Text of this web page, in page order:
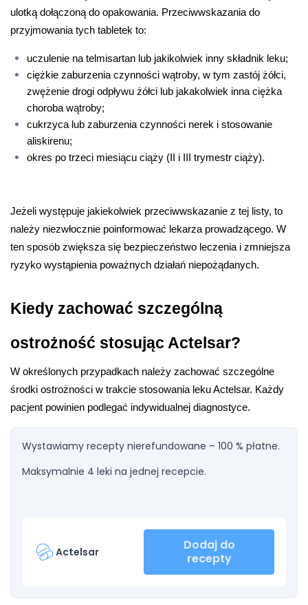
ulotką dołączoną do opakowania. Przeciwwskazania do
przyjmowania tych tabletek to:
uczulenie na telmisartan lub jakikolwiek inny składnik leku;
ciężkie zaburzenia czynności wątroby, w tym zastój żółci,
zwężenie drogi odpływu żółci lub jakakolwiek inna ciężka
choroba wątroby;
cukrzyca lub zaburzenia czynności nerek i stosowanie
aliskirenu;
okres po trzeci miesiącu ciąży (II i III trymestr ciąży).
Jeżeli występuje jakiekolwiek przeciwwskazanie z tej listy, to
należy niezwłocznie poinformować lekarza prowadzącego. W
ten sposób zwiększa się bezpieczeństwo leczenia i zmniejsza
ryzyko wystąpienia poważnych działań niepożądanych.
Kiedy zachować szczególną
ostrożność stosując Actelsar?
W określonych przypadkach należy zachować szczególne
środki ostrożności w trakcie stosowania leku Actelsar. Każdy
pacjent powinien podlegać indywidualnej diagnostyce.
Wystawiamy recepty nierefundowane – 100 % płatne.
Maksymalnie 4 leki na jednej recepcie.
Actelsar
Dodaj do
recepty